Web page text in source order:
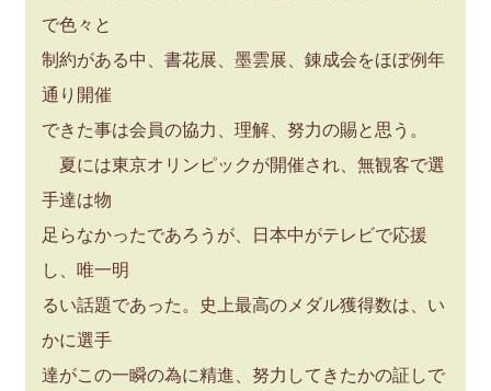
で色々と
制約がある中、書花展、墨雲展、錬成会をほぼ例年
通り開催
できた事は会員の協力、理解、努力の賜と思う。
夏には東京オリンピックが開催され、無観客で選
手達は物
足らなかったであろうが、日本中がテレビで応援
し、唯一明
るい話題であった。史上最高のメダル獲得数は、い
かに選手
達がこの一瞬の為に精進、努力してきたかの証しで